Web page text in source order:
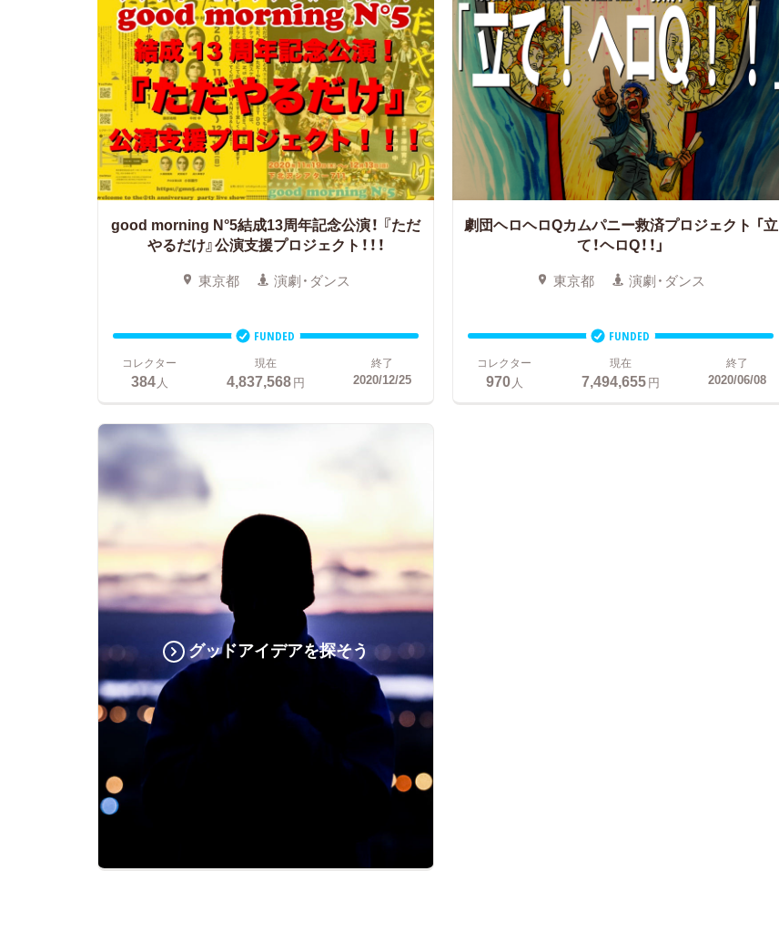
good morning N°5結成13周年記念公演！ 『ただ
やるだけ』公演支援プロジェクト！！！
東京都 演劇・ダンス
FUNDED
コレクター
384人
現在
4,837,568円
終了
2020/12/25
劇団ヘロヘロQカムパニー救済プロジェクト 「立
て！ヘロQ！！」
東京都 演劇・ダンス
FUNDED
コレクター
970人
現在
7,494,655円
終了
2020/06/08
グッドアイデアを探そう